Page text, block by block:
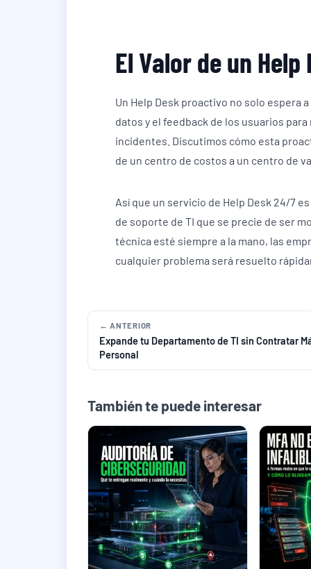
El Valor de un
Un Help Desk proactivo no solo espera
datos y el feedback de los usuarios
incidentes. Discutimos cómo esta
de un centro de costos a un centro de
Así que un servicio de Help Desk 24/7
de soporte de TI que se precie de ser
técnica esté siempre a la mano, las
cualquier problema será resuelto
← ANTERIOR
Expande tu Departamento de TI sin Contratar
Personal
También te puede interesar